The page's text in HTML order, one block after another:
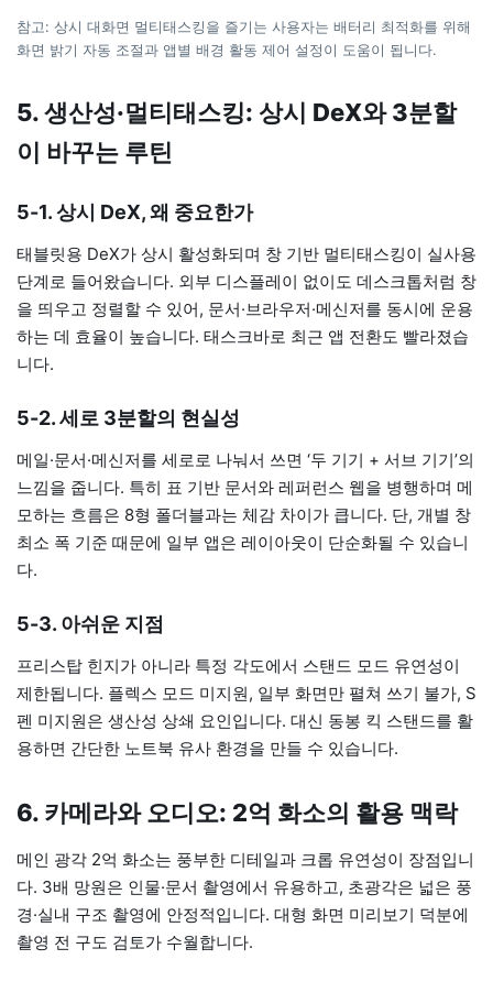
참고: 상시 대화면 멀티태스킹을 즐기는 사용자는 배터리 최적화를 위해
화면 밝기 자동 조절과 앱별 배경 활동 제어 설정이 도움이 됩니다.
5. 생산성·멀티태스킹: 상시 DeX와 3분할
이 바꾸는 루틴
5-1. 상시 DeX, 왜 중요한가
태블릿용 DeX가 상시 활성화되며 창 기반 멀티태스킹이 실사용
단계로 들어왔습니다. 외부 디스플레이 없이도 데스크톱처럼 창
을 띄우고 정렬할 수 있어, 문서·브라우저·메신저를 동시에 운용
하는 데 효율이 높습니다. 태스크바로 최근 앱 전환도 빨라졌습
니다.
5-2. 세로 3분할의 현실성
메일·문서·메신저를 세로로 나눠서 쓰면 ‘두 기기 + 서브 기기’의
느낌을 줍니다. 특히 표 기반 문서와 레퍼런스 웹을 병행하며 메
모하는 흐름은 8형 폴더블과는 체감 차이가 큽니다. 단, 개별 창
최소 폭 기준 때문에 일부 앱은 레이아웃이 단순화될 수 있습니
다.
5-3. 아쉬운 지점
프리스탑 힌지가 아니라 특정 각도에서 스탠드 모드 유연성이
제한됩니다. 플렉스 모드 미지원, 일부 화면만 펼쳐 쓰기 불가, S
펜 미지원은 생산성 상쇄 요인입니다. 대신 동봉 킥 스탠드를 활
용하면 간단한 노트북 유사 환경을 만들 수 있습니다.
6. 카메라와 오디오: 2억 화소의 활용 맥락
메인 광각 2억 화소는 풍부한 디테일과 크롭 유연성이 장점입니
다. 3배 망원은 인물·문서 촬영에서 유용하고, 초광각은 넓은 풍
경·실내 구조 촬영에 안정적입니다. 대형 화면 미리보기 덕분에
촬영 전 구도 검토가 수월합니다.